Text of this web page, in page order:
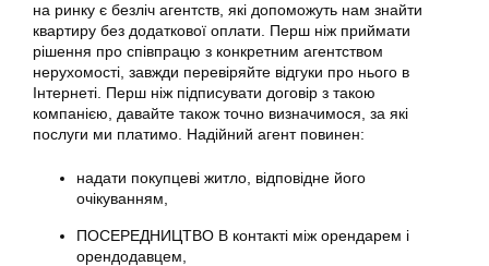
на ринку є безліч агентств, які допоможуть нам знайти
квартиру без додаткової оплати. Перш ніж приймати
рішення про співпрацю з конкретним агентством
нерухомості, завжди перевіряйте відгуки про нього в
Інтернеті. Перш ніж підписувати договір з такою
компанією, давайте також точно визначимося, за які
послуги ми платимо. Надійний агент повинен:
надати покупцеві житло, відповідне його
очікуванням,
ПОСЕРЕДНИЦТВО В контакті між орендарем і
орендодавцем,